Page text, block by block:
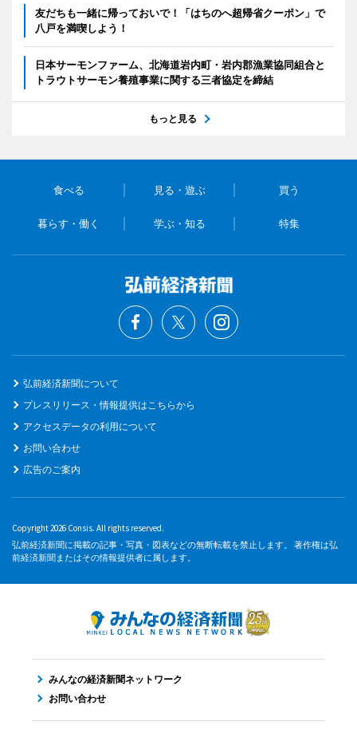
友だちも一緒に帰っておいで！「はちのへ超帰省クーポン」で
八戸を満喫しよう！
日本サーモンファーム、北海道岩内町・岩内郡漁業協同組合と
トラウトサーモン養殖事業に関する三者協定を締結
もっと見る
食べる 見る・遊ぶ 買う
暮らす・働く 学ぶ・知る 特集
弘前経済新聞について
プレスリリース・情報提供はこちらから
アクセスデータの利用について
お問い合わせ
広告のご案内
Copyright 2026 Consis. All rights reserved.
弘前経済新聞に掲載の記事・写真・図表などの無断転載を禁止します。 著作権は弘
前経済新聞またはその情報提供者に属します。
みんなの経済新聞ネットワーク
お問い合わせ